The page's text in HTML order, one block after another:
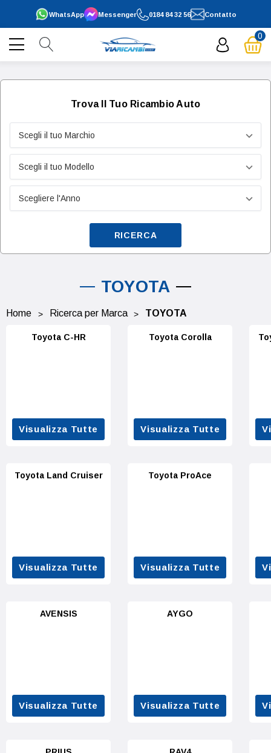
0184 84 32 56
WhatsApp Contatto
Messenger
0
Trova Il Tuo Ricambio Auto
RICERCA
TOYOTA
Home Ricerca per Marca TOYOTA
Toyota C-HR
Visualizza Tutte
Toyota Corolla
Visualizza Tutte
Toyota Land Cruiser
Visualizza Tutte
Toyota ProAce
Visualizza Tutte
AVENSIS
Visualizza Tutte
AYGO
Visualizza Tutte